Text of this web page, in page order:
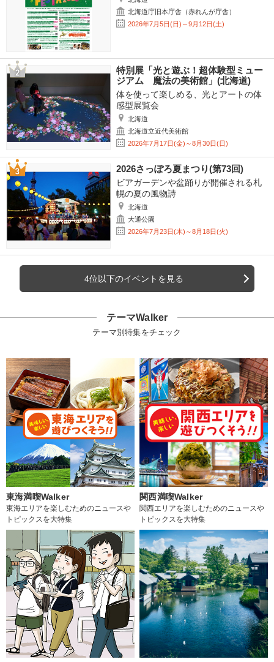
北海道庁旧本庁舎（赤れんが庁舎）
2026年7月5日(日)～9月12日(土)
特別展「光と遊ぶ！超体験型ミュー
ジアム 魔法の美術館」(北海道)
体を使って楽しめる、光とアートの体
感型展覧会
北海道
北海道立近代美術館
2026年7月17日(金)～8月30日(日)
2026さっぽろ夏まつり(第73回)
ビアガーデンや盆踊りが開催される札
幌の夏の風物詩
北海道
大通公園
2026年7月23日(木)～8月18日(火)
4位以下のイベントを見る
テーマWalker
テーマ別特集をチェック
東海満喫Walker
東海エリアを楽しむためのニュースや
トピックスを大特集
関西満喫Walker
関西エリアを楽しむためのニュースや
トピックスを大特集